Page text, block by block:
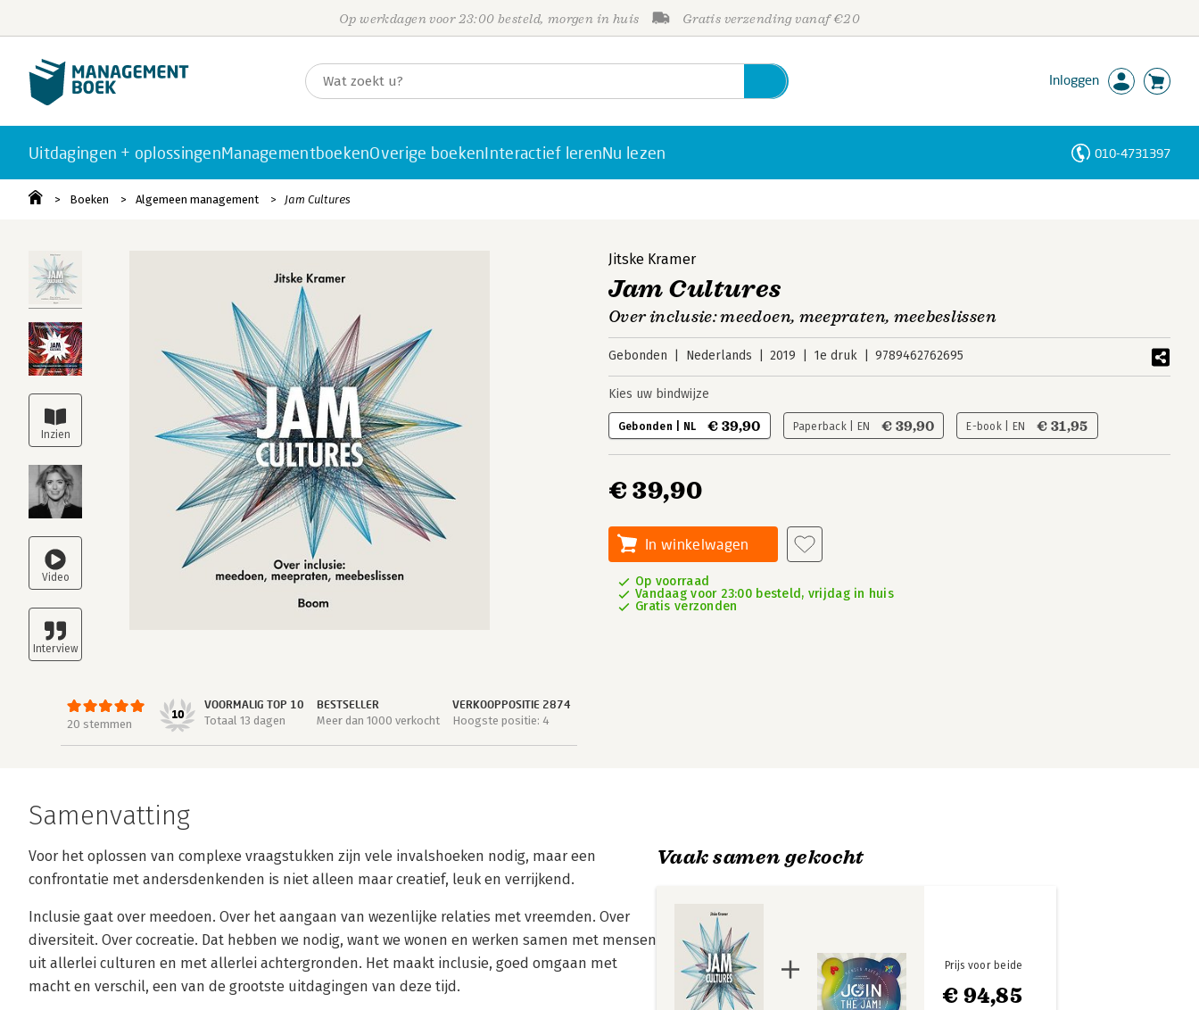
Op werkdagen voor 23:00 besteld, morgen in huis Gratis verzending vanaf €20
Inloggen
Uitdagingen + oplossingenManagementboekenOverige boekenInteractief lerenNu lezen 010-4731397
Boeken Algemeen management Jam Cultures
20 stemmen
10
VOORMALIG TOP 10
Totaal 13 dagen
BESTSELLER
Meer dan 1000 verkocht
VERKOOPPOSITIE 2874
Hoogste positie: 4
Jitske Kramer
Jam Cultures
Over inclusie: meedoen, meepraten, meebeslissen
Gebonden Nederlands 2019 1e druk 9789462762695
Kies uw bindwijze
Gebonden | NL € 39,90 Paperback | EN € 39,90 E-book | EN € 31,95
€ 39,90
In winkelwagen
Op voorraad
Vandaag voor 23:00 besteld, vrijdag in huis
Gratis verzonden
Samenvatting
Voor het oplossen van complexe vraagstukken zijn vele invalshoeken nodig, maar een
confrontatie met andersdenkenden is niet alleen maar creatief, leuk en verrijkend.
Inclusie gaat over meedoen. Over het aangaan van wezenlijke relaties met vreemden. Over
diversiteit. Over cocreatie. Dat hebben we nodig, want we wonen en werken samen met mensen
uit allerlei culturen en met allerlei achtergronden. Het maakt inclusie, goed omgaan met
macht en verschil, een van de grootste uitdagingen van deze tijd.
Vaak samen gekocht
€ 94,85
Prijs voor beide
Personen